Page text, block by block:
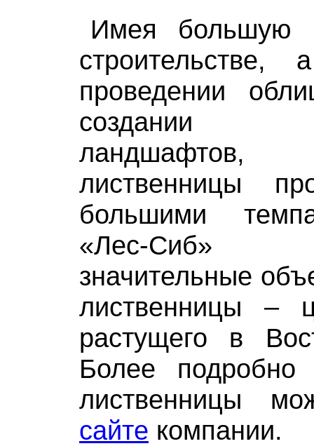
Имея большую
проведении
создании
лиственницы
большими
«Лес-Сиб»
значительные
лиственницы –
растущего в
Более
лиственницы
сайте компании.